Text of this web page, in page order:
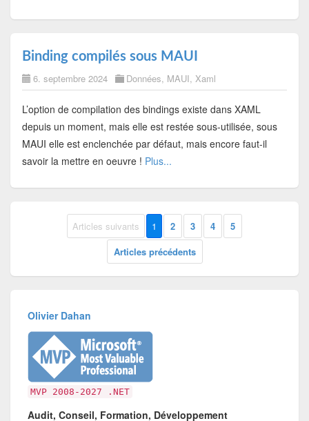
Binding compilés sous MAUI
6. septembre 2024 Données, MAUI, Xaml
L’option de compilation des bindings existe dans XAML
depuis un moment, mais elle est restée sous-utilisée, sous
MAUI elle est enclenchée par défaut, mais encore faut-il
savoir la mettre en oeuvre ! Plus...
Articles suivants 1 2 3 4
5
Articles précédents
Olivier Dahan
MVP 2008-2027 .NET
Audit, Conseil, Formation, Développement